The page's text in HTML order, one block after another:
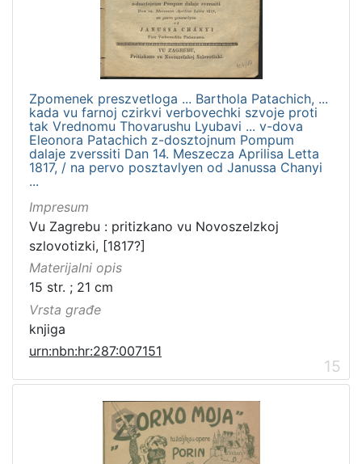
Zpomenek preszvetloga ... Barthola Patachich, ...
kada vu farnoj czirkvi verbovechki szvoje proti
tak Vrednomu Thovarushu Lyubavi ... v-dova
Eleonora Patachich z-dosztojnum Pompum
dalaje zverssiti Dan 14. Meszecza Aprilisa Letta
1817, / na pervo posztavlyen od Janussa Chanyi
...
Impresum
Vu Zagrebu : pritizkano vu Novoszelzkoj
szlovotizki, [1817?]
Materijalni opis
15 str. ; 21 cm
Vrsta građe
knjiga
urn:nbn:hr:287:007151
15